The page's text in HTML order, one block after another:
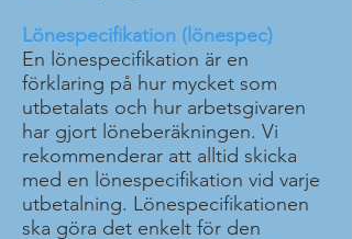
Lönespecifikation (lönespec)
En lönespecifikation är en
förklaring på hur mycket som
utbetalats och hur arbetsgivaren
har gjort löneberäkningen. Vi
rekommenderar att alltid skicka
med en lönespecifikation vid varje
utbetalning. Lönespecifikationen
ska göra det enkelt för den